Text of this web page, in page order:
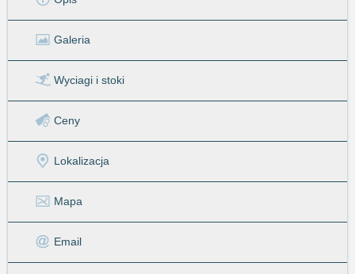
Galeria
Wyciagi i stoki
Ceny
Lokalizacja
Mapa
Email